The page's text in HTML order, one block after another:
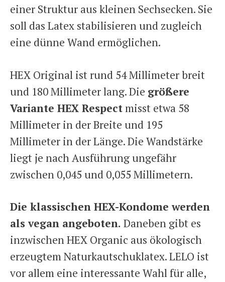
einer Struktur aus kleinen Sechsecken. Sie
soll das Latex stabilisieren und zugleich
eine dünne Wand ermöglichen.
HEX Original ist rund 54 Millimeter breit
und 180 Millimeter lang. Die größere
Variante HEX Respectmisst etwa 58
Millimeter in der Breite und 195
Millimeter in der Länge. Die Wandstärke
liegt je nach Ausführung ungefähr
zwischen 0,045 und 0,055 Millimetern.
Die klassischen HEX-Kondome werden
als vegan angeboten. Daneben gibt es
inzwischen HEX Organic aus ökologisch
erzeugtem Naturkautschuklatex. LELO ist
vor allem eine interessante Wahl für alle,